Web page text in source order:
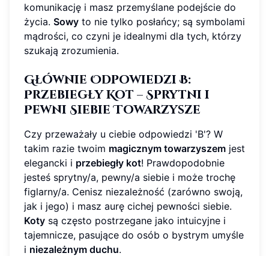
komunikację i masz przemyślane podejście do
życia. Sowy to nie tylko posłańcy; są symbolami
mądrości, co czyni je idealnymi dla tych, którzy
szukają zrozumienia.
Głównie Odpowiedzi B:
Przebiegły Kot – Sprytni i
Pewni Siebie Towarzysze
Czy przeważały u ciebie odpowiedzi 'B'? W
takim razie twoim magicznym towarzyszem jest
elegancki i przebiegły kot! Prawdopodobnie
jesteś sprytny/a, pewny/a siebie i może trochę
figlarny/a. Cenisz niezależność (zarówno swoją,
jak i jego) i masz aurę cichej pewności siebie.
Koty są często postrzegane jako intuicyjne i
tajemnicze, pasujące do osób o bystrym umyśle
i niezależnym duchu.